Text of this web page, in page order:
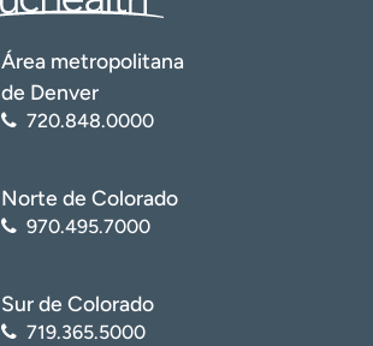
Área metropolitana
de Denver
720.848.0000
Norte de Colorado
970.495.7000
Sur de Colorado
719.365.5000